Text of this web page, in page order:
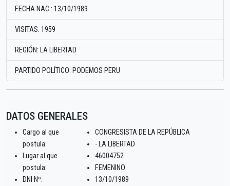
FECHA NAC.: 13/10/1989
VISITAS: 1959
REGIÓN: LA LIBERTAD
PARTIDO POLÍTICO: PODEMOS PERU
DATOS GENERALES
Cargo al que
postula:
Lugar al que
postula:
DNI Nº:
CONGRESISTA DE LA REPÚBLICA
- LA LIBERTAD
46004752
FEMENINO
13/10/1989